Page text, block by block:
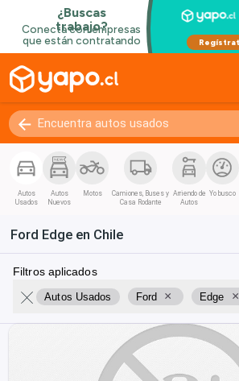
Autos
Usados
Autos
Nuevos
Motos
Camiones, Buses y
Casa Rodante
Arriendo de
Autos
Yo busco
Ford Edge en Chile
Filtros aplicados
Autos Usados Ford × Edge ×